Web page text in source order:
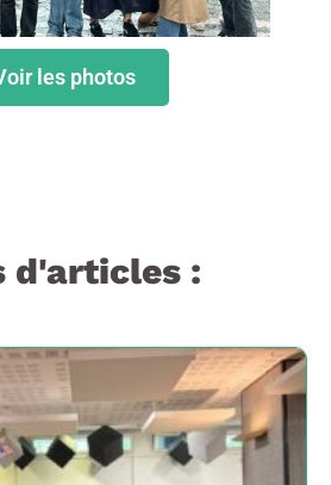
les photos
d'articles :